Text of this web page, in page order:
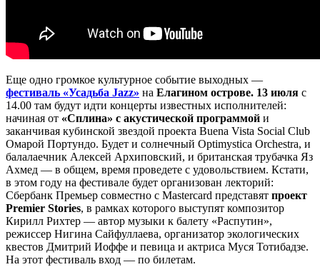
Еще одно громкое культурное событие выходных —
фестиваль «Усадьба Jazz» на Елагином острове. 13 июля с
14.00 там будут идти концерты известных исполнителей:
начиная от «Сплина» с акустической программой и
заканчивая кубинской звездой проекта Buena Vista Social Club
Омарой Портундо. Будет и солнечный Optimystica Orchestra, и
балалаечник Алексей Архиповский, и британская трубачка Яз
Ахмед — в общем, время проведете с удовольствием. Кстати,
в этом году на фестивале будет организован лекторий:
Сбербанк Премьер совместно с Mastercard представят проект
Premier Stories, в рамках которого выступят композитор
Кирилл Рихтер — автор музыки к балету «Распутин»,
режиссер Нигина Сайфуллаева, организатор экологических
квестов Дмитрий Иоффе и певица и актриса Муся Тотибадзе.
На этот фестиваль вход — по билетам.